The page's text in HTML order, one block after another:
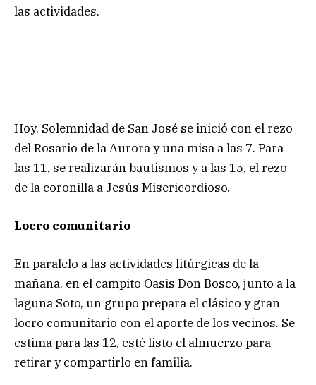
las actividades.
Hoy, Solemnidad de San José se inició con el rezo
del Rosario de la Aurora y una misa a las 7. Para
las 11, se realizarán bautismos y a las 15, el rezo
de la coronilla a Jesús Misericordioso.
Locro comunitario
En paralelo a las actividades litúrgicas de la
mañana, en el campito Oasis Don Bosco, junto a la
laguna Soto, un grupo prepara el clásico y gran
locro comunitario con el aporte de los vecinos. Se
estima para las 12, esté listo el almuerzo para
retirar y compartirlo en familia.